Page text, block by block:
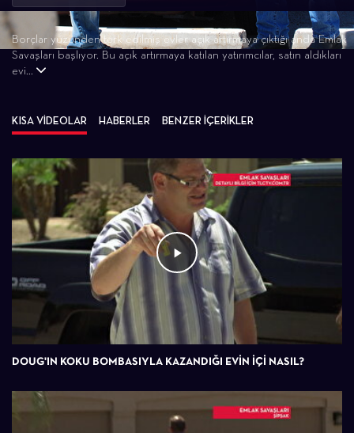
Borçlar yüzünden terk edilmiş evler açık artırmaya çıktığı anda Emlak
Savaşları başlıyor. Bu açık artırmaya katılan yatırımcılar, satın aldıkları
evi...
KISA VİDEOLAR HABERLER BENZER İÇERİKLER
DOUG'IN KOKU BOMBASIYLA KAZANDIĞI EVIN IÇI NASIL?